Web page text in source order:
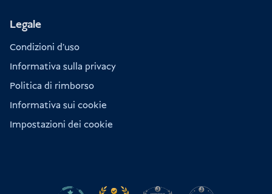
Legale
Condizioni d'uso
Informativa sulla privacy
Politica di rimborso
Informativa sui cookie
Impostazioni dei cookie